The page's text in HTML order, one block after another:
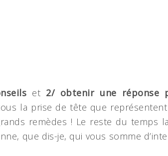
et 2/ obtenir une réponse
la prise de tête que
remèdes ! Le reste du temps